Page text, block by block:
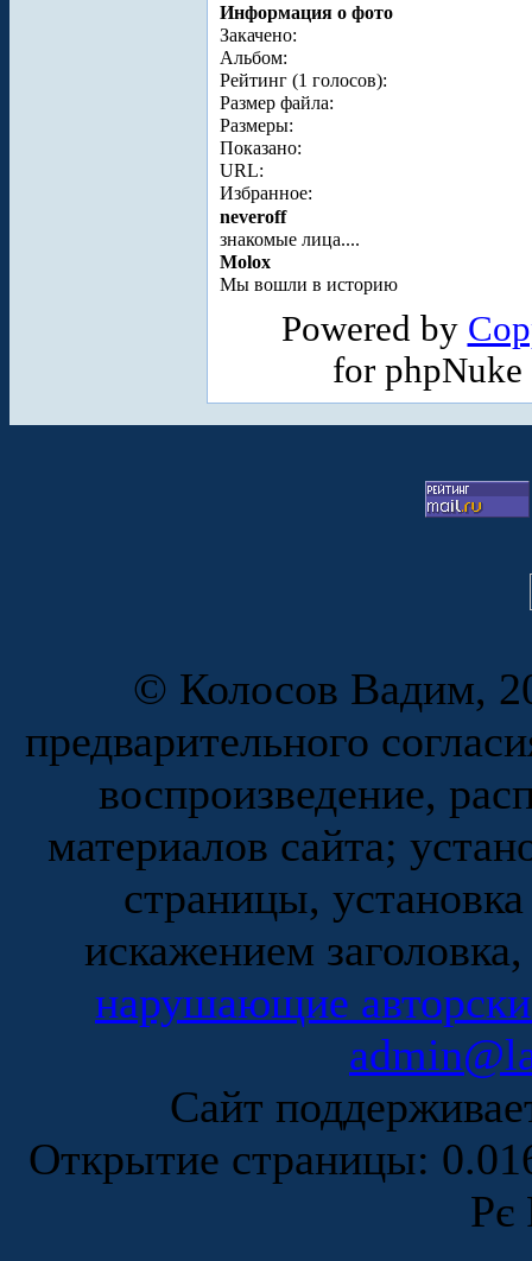
Информация о фото
Закачено:
Альбом:
Рейтинг (1 голосов):
Размер файла:
Размеры:
Показано:
URL:
Избранное:
neveroff
знакомые лица....
Molox
Мы вошли в историю
Powered by
for
© Колосов Вадим,
предварительного
воспроизведение,
материалов сайта;
страницы,
искажением
нарушающие
Сайт
Открытие страницы:
Рє